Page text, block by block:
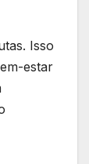
Isso
estar